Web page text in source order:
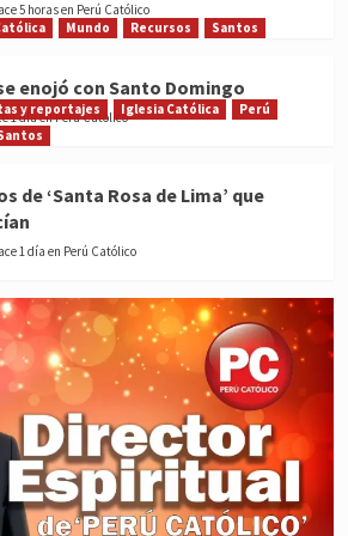
5 horas en Perú Católico
Mundo Recursos Santos
enojó con Santo Domingo
1 día en Perú Católico
y reportajes Iglesia Católica
Perú
de ‘Santa Rosa de Lima’ que
1 día en Perú Católico